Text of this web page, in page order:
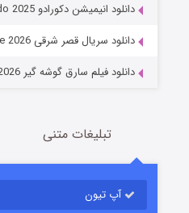
قسمت2 (زیرنویس)
دانلود انیمیشن دکورادو Decorado 2025
دانلود سریال قصر شرقی The East Palace 2026
دانلود فیلم سارق گوشه گیر The Isolate Thief 2026
تبلیغات متنی
آپ تیون